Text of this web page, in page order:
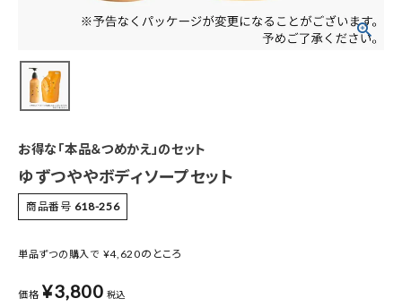
ご利用ガイド
お客さま向け窓口(お問い合わせ)
メディアさま向け窓口
店舗情報
お得な「本品＆つめかえ」のセット
ゆずつややボディソープセット
商品番号 618-256
単品ずつの購入で ¥4,620のところ
価格 ¥3,800 税込